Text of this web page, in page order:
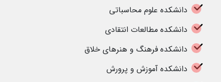
دانشکده علوم محاسباتی
دانشکده مطالعات انتقادی
دانشکده فرهنگ و هنرهای خلاق
دانشکده آموزش و پرورش